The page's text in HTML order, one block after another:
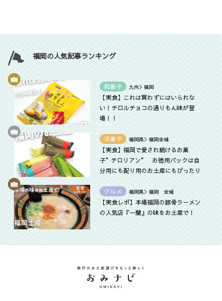
福岡の人気記事ランキング
和菓子 九州＞福岡
【実食】これは買わずにはいられな
い！チロルチョコの通りもん味が登
場！！
洋菓子 福岡県＞福岡全域
【実食】福岡で愛され続けるお菓
子”チロリアン” お徳用パックは自
分用にも配り用のお土産にもぴったり
グルメ 福岡県＞福岡 全域
【実食レポ】本場福岡の豚骨ラーメン
の人気店『一蘭』の味をお土産で！